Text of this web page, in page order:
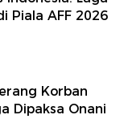
Piala AFF 2026
Korban
Dipaksa Onani